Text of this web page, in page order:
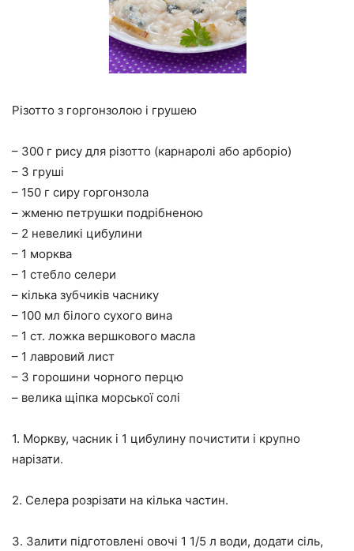
Різотто з горгонзолою і грушею
– 300 г рису для різотто (карнаролі або арборіо)
– 3 груші
– 150 г сиру горгонзола
– жменю петрушки подрібненою
– 2 невеликі цибулини
– 1 морква
– 1 стебло селери
– кілька зубчиків часнику
– 100 мл білого сухого вина
– 1 ст. ложка вершкового масла
– 1 лавровий лист
– 3 горошини чорного перцю
– велика щіпка морської солі
1. Моркву, часник і 1 цибулину почистити і крупно
нарізати.
2. Селера розрізати на кілька частин.
3. Залити підготовлені овочі 1 1/5 л води, додати сіль,